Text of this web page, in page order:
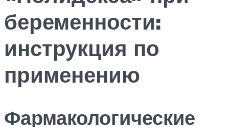
беременности:
инструкция по
применению
Фармакологические